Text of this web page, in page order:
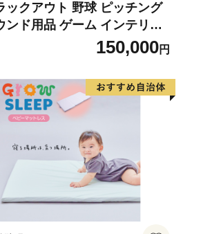
ックアウト 野球 ピッチング
ンド用品 ゲーム インテリア
150,000円